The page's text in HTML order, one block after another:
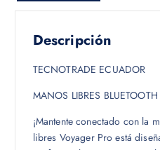
Descripción
TECNOTRADE ECUADOR
MANOS LIBRES
¡Mantente conectado con la
libres Voyager Pro está